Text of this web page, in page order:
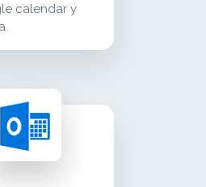
calendar y
calendar ver las citas de